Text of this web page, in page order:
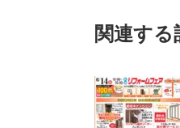
ビ
ゲ
ー
関連する